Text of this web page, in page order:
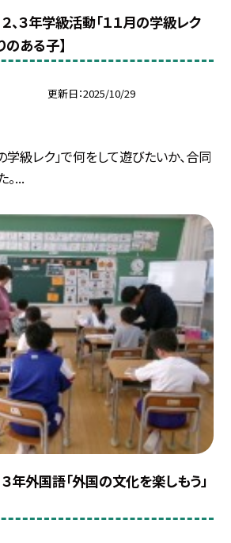
、３年学級活動「１１月の学級レク
のある子】
更新日 2025/10/29
学級レク」で何をして遊びたいか、合同
。...
年外国語「外国の文化を楽しもう」